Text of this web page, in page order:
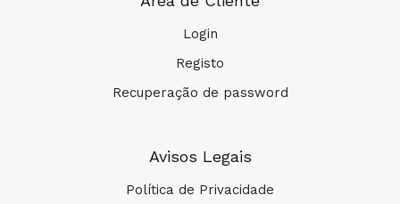
Login
Registo
Recuperação de password
Avisos Legais
Política de Privacidade